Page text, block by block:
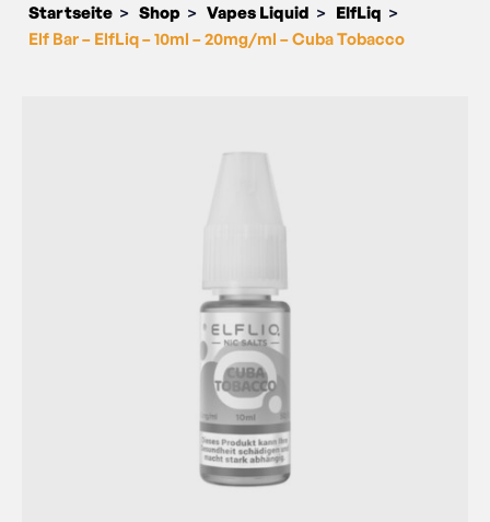
Startseite > Shop > Vapes Liquid > ElfLiq >
Elf Bar – ElfLiq – 10ml – 20mg/ml – Cuba Tobacco